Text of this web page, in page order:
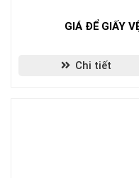
GIÁ ĐỂ GIẤY
Chi tiết